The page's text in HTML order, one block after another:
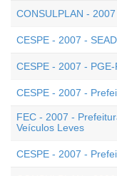
CONSULPLAN -
CESPE - 2007 -
CESPE - 2007 -
CESPE - 2007 -
FEC - 2007 -
Veículos Leves
CESPE - 2007 -